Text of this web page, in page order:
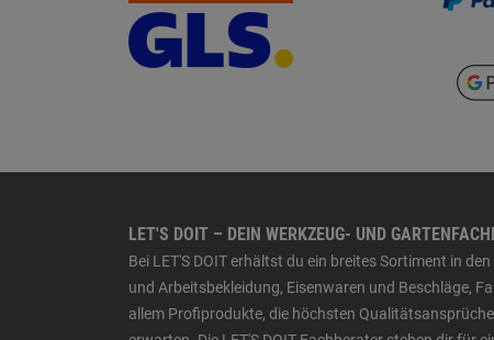
LET'S DOIT – DEIN WERKZEUG- UND
Bei LET'S DOIT erhältst du ein breites Sortiment in
und Arbeitsbekleidung, Eisenwaren und Beschläge,
allem Profiprodukte, die höchsten